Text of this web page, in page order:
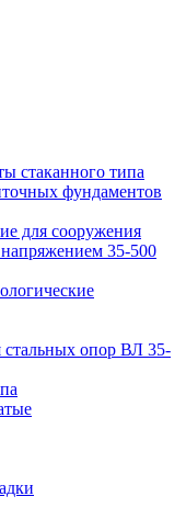
стаканного типа
фундаментов
для сооружения
35-500
опор ВЛ 35-